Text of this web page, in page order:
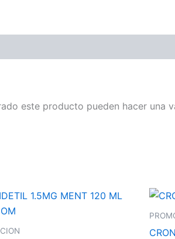
este producto pueden hacer una